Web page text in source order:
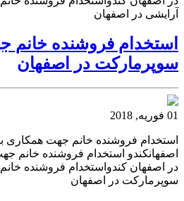
آرایشی در اصفهان
استخدام فروشنده خانم
سوپرمارکت در اصفهان
01 فوریه, 2018
استخدام فروشنده خانم جهت همکاری
اصفهانکندو استخدام فروشنده خانم
در اصفهان کندواستخدام فروشنده
سوپرمارکت در اصفهان